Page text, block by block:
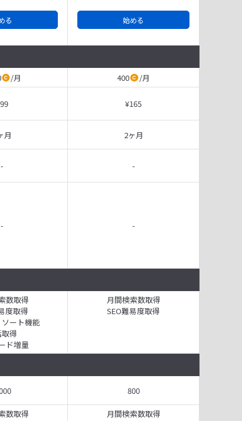
る 始める
/月 400 /月
¥165
月 2ヶ月
- -
- -
数取得
度取得
ート機能
得
ド増量
月間検索数取得
SEO難易度取得
800
数取得
月間検索数取得